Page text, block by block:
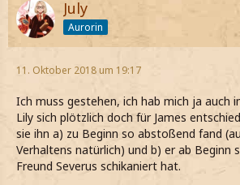
July
Aurorin
11. Oktober 2018 um 19:17
Ich muss gestehen, ich hab mich ja auch
Lily sich plötzlich doch für James
sie ihn a) zu Beginn so abstoßend fand
Verhaltens natürlich) und b) er ab Beginn
Freund Severus schikaniert hat.